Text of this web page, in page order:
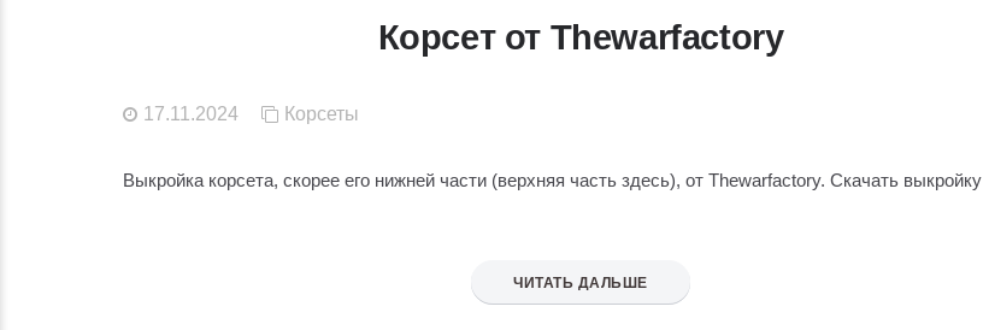
Корсет от Thewarfactory
17.11.2024 Корсеты
Выкройка корсета, скорее его нижней части (верхняя часть здесь), от Thewarfactory. Скачать выкройку
ЧИТАТЬ ДАЛЬШЕ